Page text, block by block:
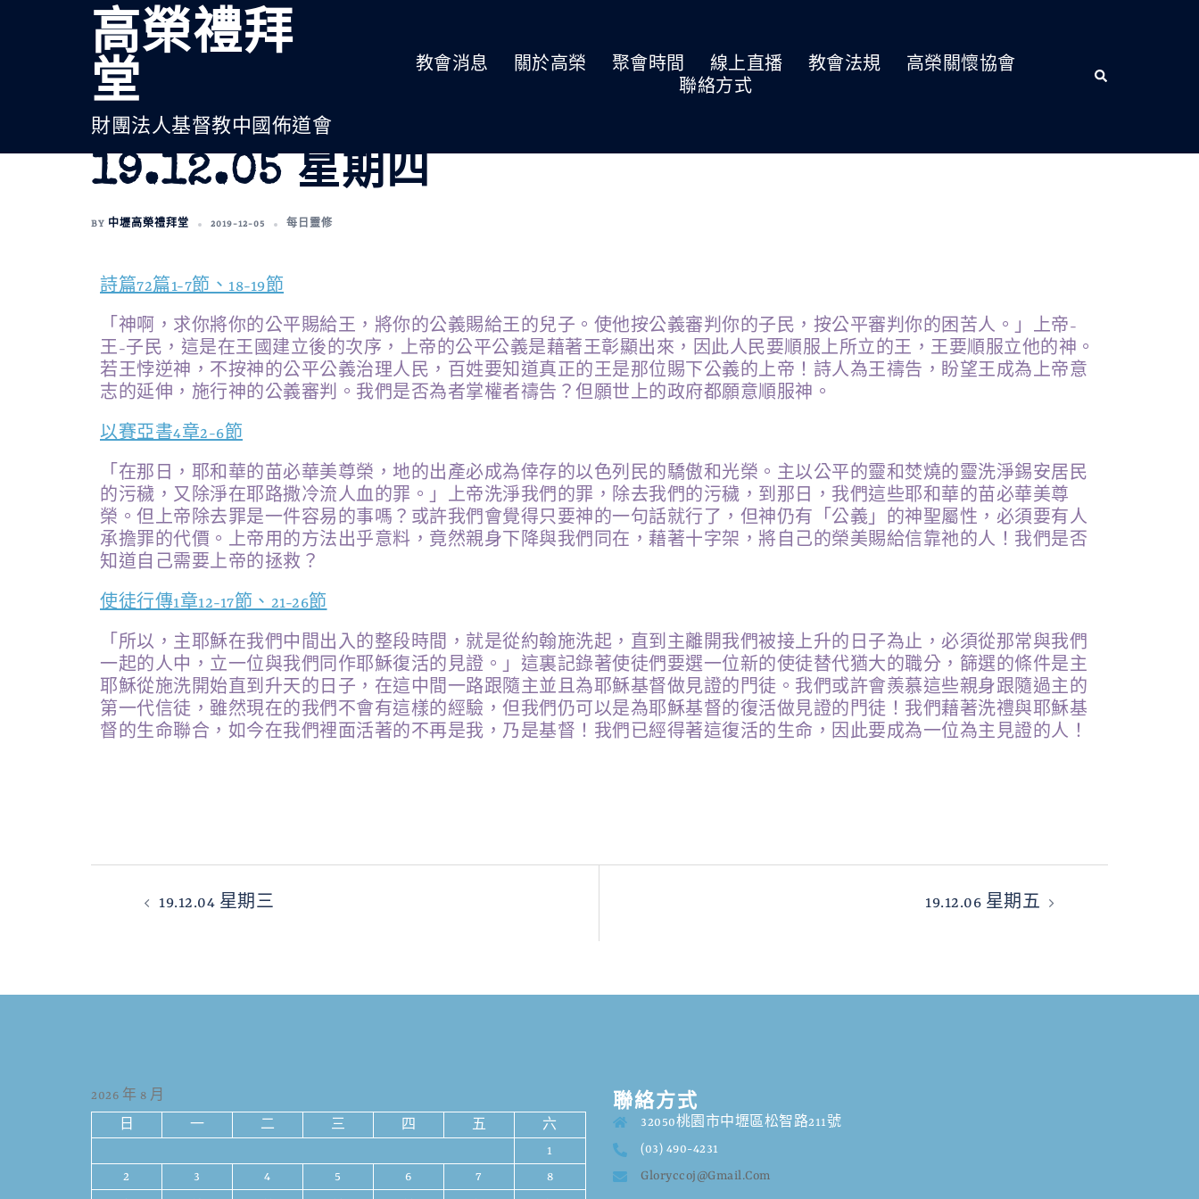
高榮禮拜
堂
財團法人基督教中國佈道會
教會消息 關於高榮 聚會時間 線上直播 教會法規
高榮關懷協會
聯絡方式
19.12.05 星期四
BY 中壢高榮禮拜堂 2019-12-05 每日靈修
詩篇72篇1-7節、18-19節
「神啊，求你將你的公平賜給王，將你的公義賜給王的兒子。使他按公義審判你的子民，按公平審判你的困苦人。」上帝-
王-子民，這是在王國建立後的次序，上帝的公平公義是藉著王彰顯出來，因此人民要順服上所立的王，王要順服立他的神。
若王悖逆神，不按神的公平公義治理人民，百姓要知道真正的王是那位賜下公義的上帝！詩人為王禱告，盼望王成為上帝意
志的延伸，施行神的公義審判。我們是否為者掌權者禱告？但願世上的政府都願意順服神。
以賽亞書4章2-6節
「在那日，耶和華的苗必華美尊榮，地的出產必成為倖存的以色列民的驕傲和光榮。主以公平的靈和焚燒的靈洗淨錫安居民
的污穢，又除淨在耶路撒冷流人血的罪。」上帝洗淨我們的罪，除去我們的污穢，到那日，我們這些耶和華的苗必華美尊
榮。但上帝除去罪是一件容易的事嗎？或許我們會覺得只要神的一句話就行了，但神仍有「公義」的神聖屬性，必須要有人
承擔罪的代價。上帝用的方法出乎意料，竟然親身下降與我們同在，藉著十字架，將自己的榮美賜給信靠祂的人！我們是否
知道自己需要上帝的拯救？
使徒行傳1章12-17節、21-26節
「所以，主耶穌在我們中間出入的整段時間，就是從約翰施洗起，直到主離開我們被接上升的日子為止，必須從那常與我們
一起的人中，立一位與我們同作耶穌復活的見證。」這裏記錄著使徒們要選一位新的使徒替代猶大的職分，篩選的條件是主
耶穌從施洗開始直到升天的日子，在這中間一路跟隨主並且為耶穌基督做見證的門徒。我們或許會羨慕這些親身跟隨過主的
第一代信徒，雖然現在的我們不會有這樣的經驗，但我們仍可以是為耶穌基督的復活做見證的門徒！我們藉著洗禮與耶穌基
督的生命聯合，如今在我們裡面活著的不再是我，乃是基督！我們已經得著這復活的生命，因此要成為一位為主見證的人！
19.12.04 星期三 19.12.06 星期五
2026 年 8 月
日 一 二 三 四 五
六
1
2
3 4 5 6 7
8
聯絡方式
32050桃園市中壢區松智路211號
(03) 490-4231
Gloryccoj@gmail.com